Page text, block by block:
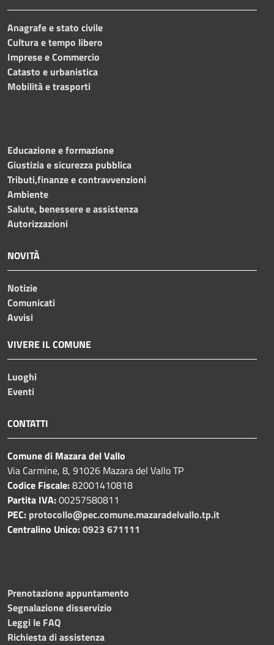
Anagrafe e stato civile
Cultura e tempo libero
Imprese e Commercio
Catasto e urbanistica
Mobilità e trasporti
Educazione e formazione
Giustizia e sicurezza pubblica
Tributi,finanze e contravvenzioni
Ambiente
Salute, benessere e assistenza
Autorizzazioni
NOVITÀ
Notizie
Comunicati
Avvisi
VIVERE IL COMUNE
Luoghi
Eventi
CONTATTI
Comune di Mazara del Vallo
Via Carmine, 8, 91026 Mazara del Vallo TP
Codice Fiscale:82001410818
Partita IVA:00257580811
PEC: protocollo@pec.comune.mazaradelvallo.tp.it
Centralino Unico:0923 671111
Prenotazione appuntamento
Segnalazione disservizio
Leggi le FAQ
Richiesta di assistenza